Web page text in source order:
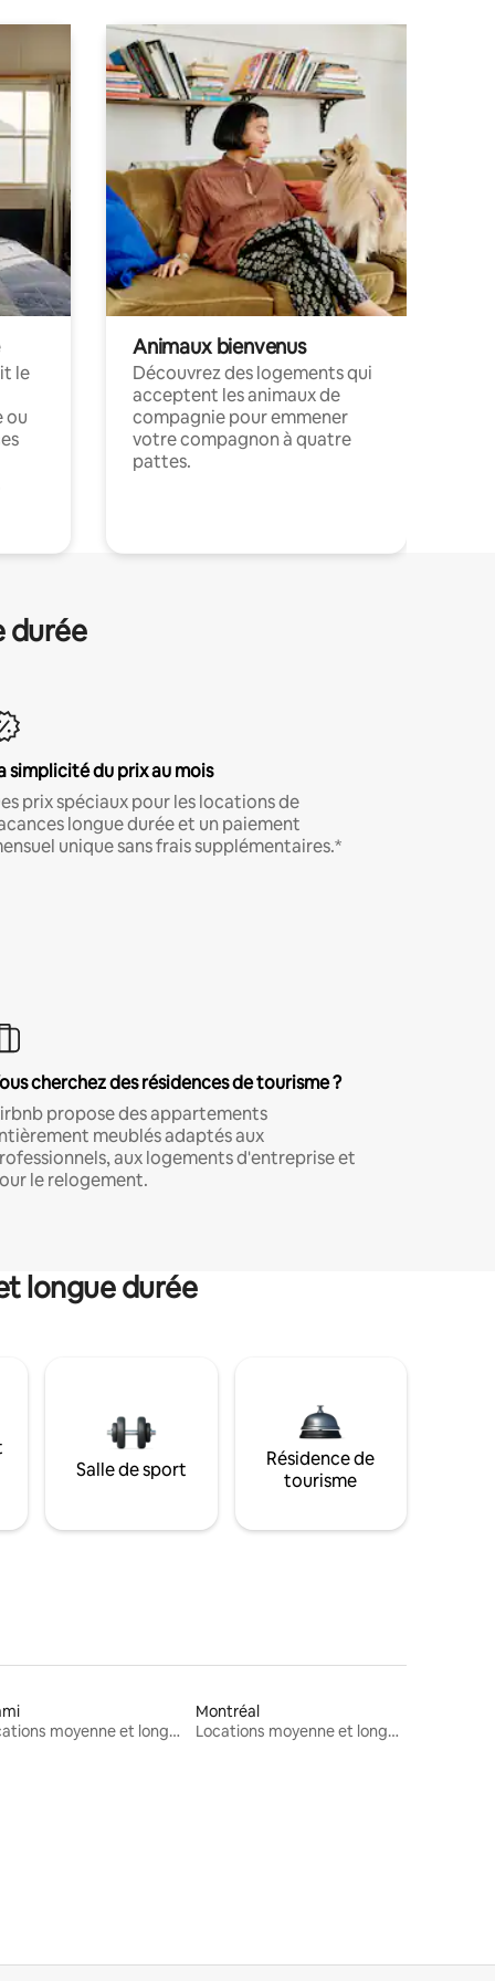
le
ou
Animaux bienvenus
Découvrez des logements qui
acceptent les animaux de
compagnie pour emmener
votre compagnon à quatre
pattes.
durée
simplicité du prix au mois
prix spéciaux pour les locations de
longue durée et un paiement
unique sans frais supplémentaires.*
cherchez des résidences de tourisme ?
propose des appartements
meublés adaptés aux
aux logements d'entreprise et
le relogement.
longue durée
Salle de sport
Résidence de
tourisme
Locations moyenne et longue durée
Montréal
Locations moyenne et longue durée